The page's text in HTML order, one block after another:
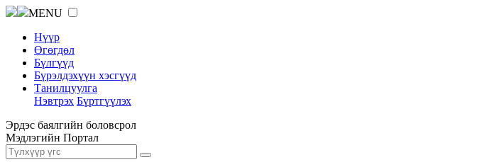
MENU
Нүүр
Өгөгдөл
Бүлгүүд
Бүрэлдэхүүн хэсгүүд
Танилцуулга
Нэвтрэх Бүртгүүлэх
Эрдэс баялгийн боловсрол
Мэдлэгийн Портал